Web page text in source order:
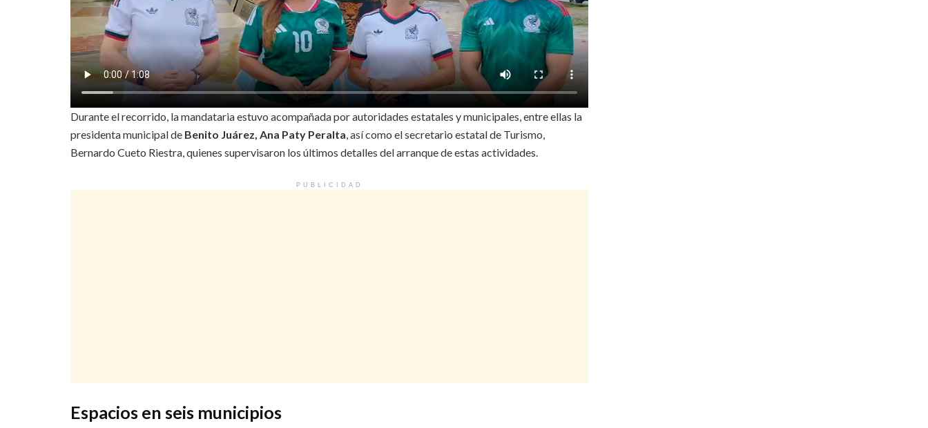
Durante el recorrido, la mandataria estuvo acompañada por autoridades estatales y municipales, entre ellas la
presidenta municipal de Benito Juárez, Ana Paty Peralta, así como el secretario estatal de Turismo,
Bernardo Cueto Riestra, quienes supervisaron los últimos detalles del arranque de estas actividades.
PUBLICIDAD
Espacios en seis municipios